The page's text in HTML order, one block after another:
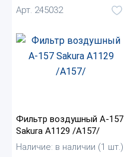
Арт. 245032
Фильтр воздушный A-157
Sakura A1129 /A157/
Наличие: в наличии (1 шт.)